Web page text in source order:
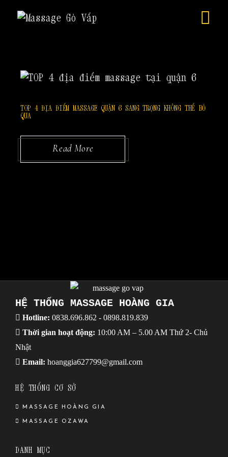
TOP 4 ĐỊA ĐIỂM MASSAGE QUẬN 6 SANG TRỌNG KHÔNG THỂ BỎ
QUA
Read More
HỆ THỐNG MASSAGE HOÀNG GIA
Hotline: 0838.696.862 - 0898.819.839
Thời gian hoạt động: 10:00 AM – 5.00 AM Thứ 2- Chủ
Nhật
Email: hoanggia627799@gmail.com
HỆ THỐNG CƠ SỞ
MASSAGE HOÀNG GIA
MASSAGE OZAWA
DANH MỤC